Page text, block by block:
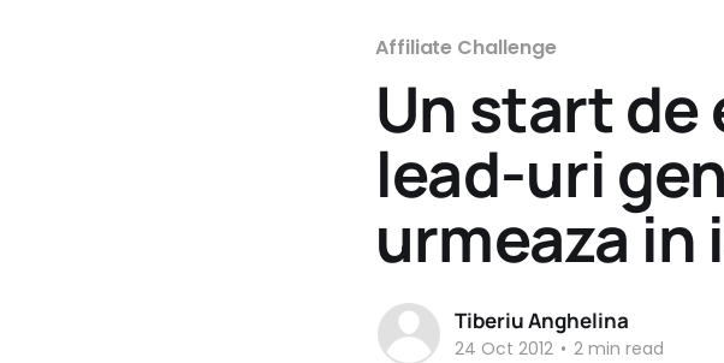
Affiliate Challenge
Un start de
lead-uri
urmeaza in
Tiberiu Anghelina
24 Oct 2012 • 2 min read